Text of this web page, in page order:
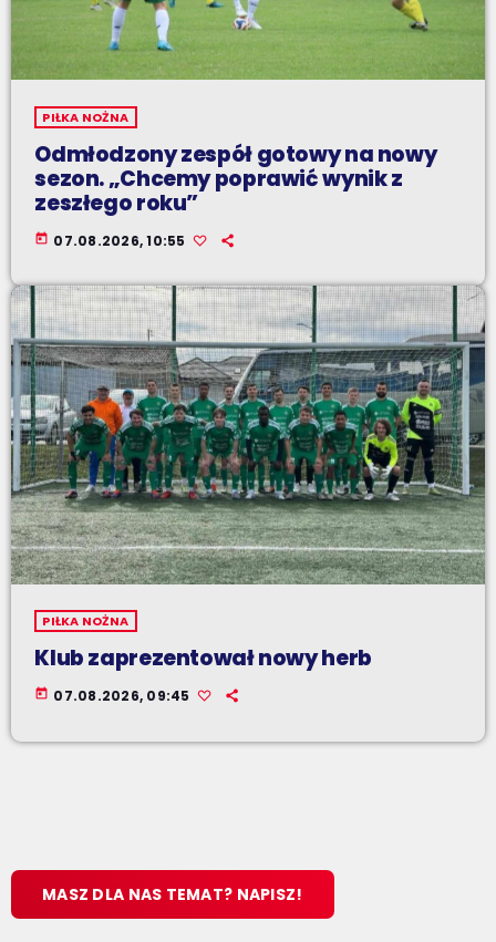
PIŁKA NOŻNA
Odmłodzony zespół gotowy na nowy
sezon. „Chcemy poprawić wynik z
zeszłego roku”
today 07.08.2026, 10:55
PIŁKA NOŻNA
Klub zaprezentował nowy herb
today 07.08.2026, 09:45
MASZ DLA NAS TEMAT? NAPISZ!